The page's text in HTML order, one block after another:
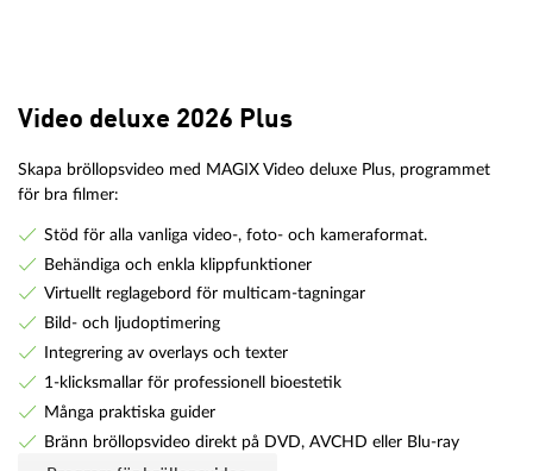
Video deluxe 2026 Plus
Skapa bröllopsvideo med MAGIX Video deluxe Plus, programmet
för bra filmer:
Stöd för alla vanliga video-, foto- och kameraformat.
Behändiga och enkla klippfunktioner
Virtuellt reglagebord för multicam-tagningar
Bild- och ljudoptimering
Integrering av overlays och texter
1-klicksmallar för professionell bioestetik
Många praktiska guider
Bränn bröllopsvideo direkt på DVD, AVCHD eller Blu-ray